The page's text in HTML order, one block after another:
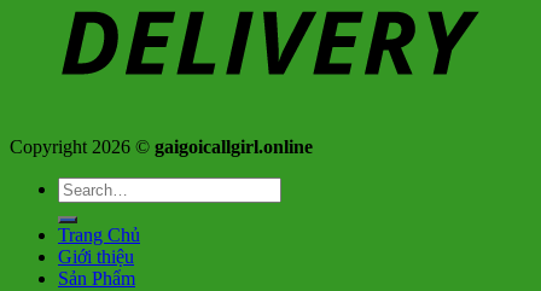
Copyright 2026 © gaigoicallgirl.online
Search
for:
Trang Chủ
Giới thiệu
Sản Phẩm